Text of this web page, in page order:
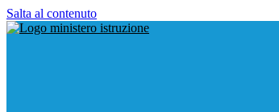
Salta al contenuto